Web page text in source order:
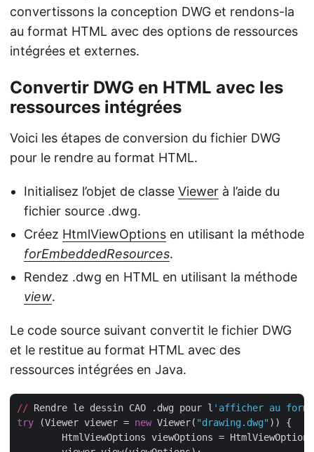
convertissons la conception DWG et rendons-la
au format HTML avec des options de ressources
intégrées et externes.
Convertir DWG en HTML avec les
ressources intégrées
Voici les étapes de conversion du fichier DWG
pour le rendre au format HTML.
Initialisez l’objet de classe Viewer à l’aide du
fichier source .dwg.
Créez HtmlViewOptions en utilisant la méthode
forEmbeddedResources.
Rendez .dwg en HTML en utilisant la méthode
view.
Le code source suivant convertit le fichier DWG
et le restitue au format HTML avec des
ressources intégrées en Java.
// Rendre le dessin CAO .dwg pour l 'afficher au
try (Viewer viewer = new Viewer( "drawing.dwg" )) {
HtmlViewOptions viewOptions =